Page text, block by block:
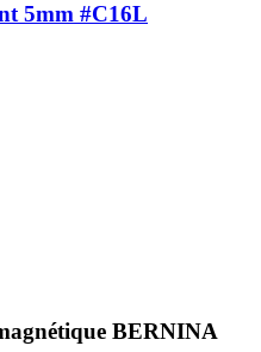
5mm #C16L
BERNINA